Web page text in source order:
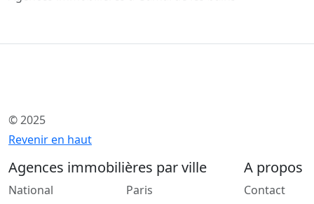
© 2025
Revenir en haut
Agences immobilières par ville
National
Paris
A propos
Contact